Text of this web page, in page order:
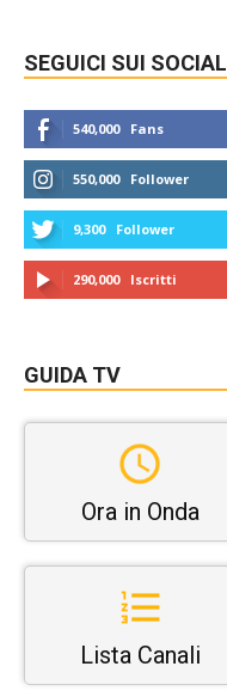
SEGUICI SUI SOCIAL
540,000 Fans
550,000 Follower
9,300 Follower
290,000 Iscritti
GUIDA TV
Ora in Onda
Lista Canali